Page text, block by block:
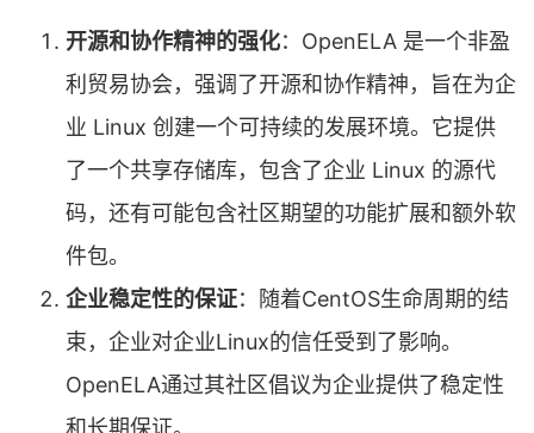
开源和协作精神的强化：OpenELA 是一个非盈
利贸易协会，强调了开源和协作精神，旨在为企
业 Linux 创建一个可持续的发展环境。它提供
了一个共享存储库，包含了企业 Linux 的源代
码，还有可能包含社区期望的功能扩展和额外软
件包。
企业稳定性的保证：随着CentOS生命周期的结
束，企业对企业Linux的信任受到了影响。
OpenELA通过其社区倡议为企业提供了稳定性
和长期保证。